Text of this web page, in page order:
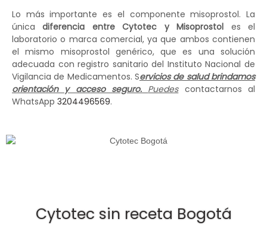
Lo más importante es el componente misoprostol. La
únicadiferencia entre Cytotec y Misoprostol es el
laboratorio o marca comercial, ya que ambos contienen
el mismo misoprostol genérico, que es una solución
adecuada con registro sanitario del Instituto Nacional de
Vigilancia de Medicamentos. Servicios de salud brindamos
orientación y acceso seguro. Puedescontactarnos al
WhatsApp 3204496569.
Cytotec sin receta Bogotá